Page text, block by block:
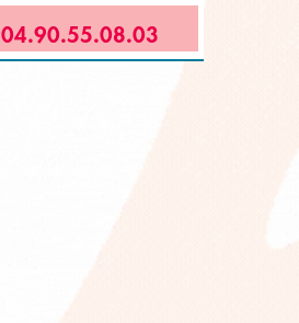
04.90.55.08.03